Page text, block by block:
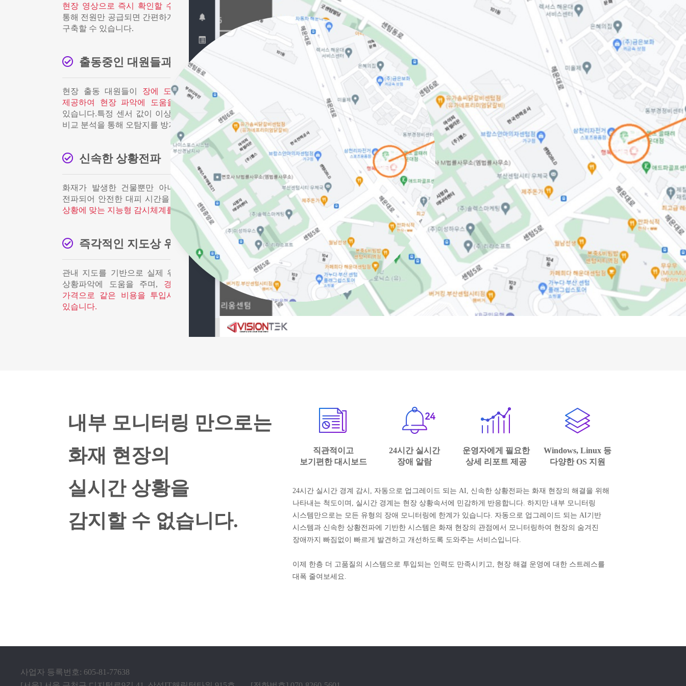
현장 영상으로 즉시 확인할 수 있습니다.
통해 전원만 공급되면 간편하게 강력한 24시간 상시 감시 체계를
구축할 수 있습니다.
출동중인 대원들과의 정보 교류
현장 출동 대원들이 장에 도착하기 전 전반적인 현장상황을
제공하여 현장 파악에 도움을 주며 보다 안전하게 대응할
있습니다.특정 센서 값이 이상 수치가 측정된 경우 연관 값과의
비교 분석을 통해 오탐지를 방지합니다.
신속한 상황전파
화재가 발생한 건물뿐만 아니라 주변 건물에도 즉시 상황이
전파되어 안전한 대피 시간을 확보,
인공지능 분석 기능을 통해
상황에 맞는 지능형 감시체계를 구축할 수 있습니다.
즉각적인 지도상 위치 파악
관내 지도를 기반으로 실제 위치가 즉각적으로 표출되어 현장
상황파악에 도움을 주며, 경쟁제품 대비 50% 이상 저렴한
가격으로 같은 비용을 투입시 2배 이상의 효율을 기대할 수
있습니다.
내부 모니터링 만으로는
화재 현장의
실시간 상황을
감지할 수 없습니다.
직관적이고
보기편한 대시보드
24시간 실시간
장애 알람
운영자에게 필요한
상세 리포트 제공
Windows, Linux 등
다양한 OS 지원
24시간 실시간 경계 감시, 자동으로 업그레이드 되는 AI, 신속한 상황전파는 화재 현장의 해결을 위해
나타내는 척도이며, 실시간 경계는 현장 상황속서에 민감하게 반응합니다. 하지만 내부 모니터링
시스템만으로는 모든 유형의 장애 모니터링에 한계가 있습니다. 자동으로 업그레이드 되는 AI기반
시스템과 신속한 상황전파에 기반한 시스템은 화재 현장의 관점에서 모니터링하여 현장의 숨겨진
장애까지 빠짐없이 빠르게 발견하고 개선하도록 도와주는 서비스입니다.
이제 한층 더 고품질의 시스템으로 투입되는 인력도 만족시키고, 현장 해결 운영에 대한 스트레스를
대폭 줄여보세요.
사업자 등록번호: 605-81-77638